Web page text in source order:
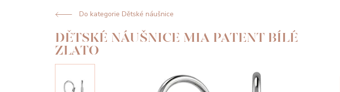
Do kategorie Dětské náušnice
DĚTSKÉ NÁUŠNICE MIA PATENT BÍLÉ
ZLATO